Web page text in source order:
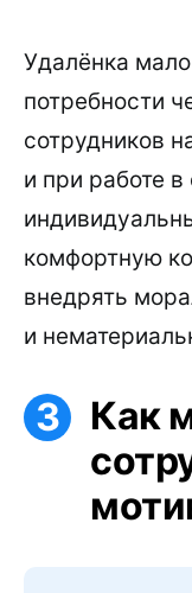
Удалёнка
потребности
сотрудников
и при работе
комфортную
внедрять
и
Как